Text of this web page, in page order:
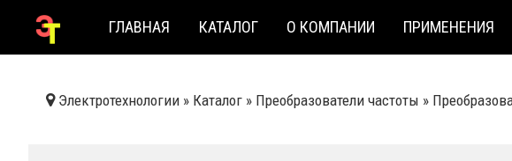
ГЛАВНАЯ КАТАЛОГ О КОМПАНИИ ПРИМЕНЕНИЯ
Электротехнологии » Каталог » Преобразователи частоты »